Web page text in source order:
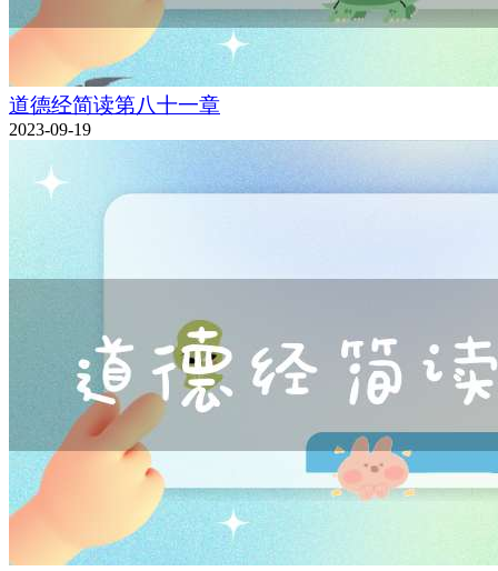
道德经简读第八十一章
2023-09-19